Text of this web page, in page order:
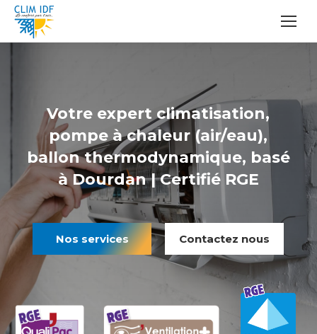
Votre expert climatisation,
pompe à chaleur (air/eau),
ballon thermodynamique, basé
à Dourdan | Certifié RGE
Nos services Contactez nous